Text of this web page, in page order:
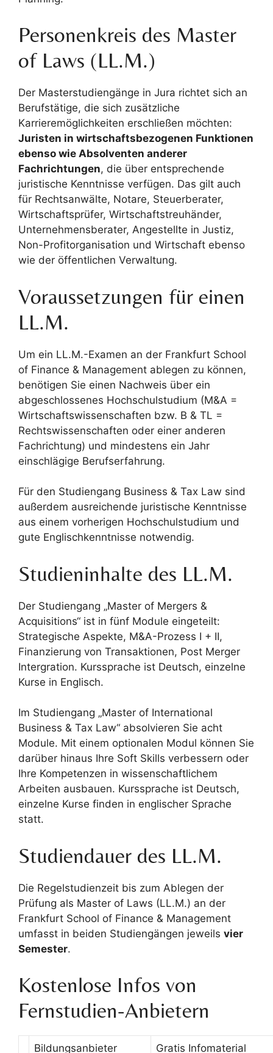
Personenkreis des Master
of Laws (LL.M.)
Der Masterstudiengänge in Jura richtet sich an
Berufstätige, die sich zusätzliche
Karrieremöglichkeiten erschließen möchten:
Juristen in wirtschaftsbezogenen Funktionen
ebenso wie Absolventen anderer
Fachrichtungen, die über entsprechende
juristische Kenntnisse verfügen. Das gilt auch
für Rechtsanwälte, Notare, Steuerberater,
Wirtschaftsprüfer, Wirtschaftstreuhänder,
Unternehmensberater, Angestellte in Justiz,
Non-Profitorganisation und Wirtschaft ebenso
wie der öffentlichen Verwaltung.
Voraussetzungen für einen
LL.M.
Um ein LL.M.-Examen an der Frankfurt School
of Finance & Management ablegen zu können,
benötigen Sie einen Nachweis über ein
abgeschlossenes Hochschulstudium (M&A =
Wirtschaftswissenschaften bzw. B & TL =
Rechtswissenschaften oder einer anderen
Fachrichtung) und mindestens ein Jahr
einschlägige Berufserfahrung.
Für den Studiengang Business & Tax Law sind
außerdem ausreichende juristische Kenntnisse
aus einem vorherigen Hochschulstudium und
gute Englischkenntnisse notwendig.
Studieninhalte des LL.M.
Der Studiengang „Master of Mergers &
Acquisitions“ ist in fünf Module eingeteilt:
Strategische Aspekte, M&A-Prozess I + II,
Finanzierung von Transaktionen, Post Merger
Intergration. Kurssprache ist Deutsch, einzelne
Kurse in Englisch.
Im Studiengang „Master of International
Business & Tax Law“ absolvieren Sie acht
Module. Mit einem optionalen Modul können Sie
darüber hinaus Ihre Soft Skills verbessern oder
Ihre Kompetenzen in wissenschaftlichem
Arbeiten ausbauen. Kurssprache ist Deutsch,
einzelne Kurse finden in englischer Sprache
statt.
Studiendauer des LL.M.
Die Regelstudienzeit bis zum Ablegen der
Prüfung als Master of Laws (LL.M.) an der
Frankfurt School of Finance & Management
umfasst in beiden Studiengängen jeweils vier
Semester.
Kostenlose Infos von
Fernstudien-Anbietern
Bildungsanbieter Gratis Infomaterial